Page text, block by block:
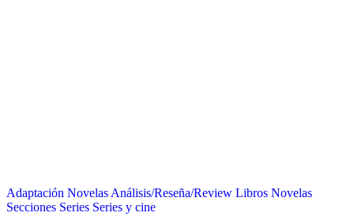
Adaptación Novelas Análisis/Reseña/Review Libros Novelas
Secciones Series Series y cine